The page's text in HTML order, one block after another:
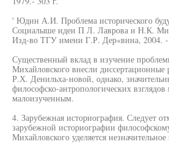
' Юдин А.И. Проблема исторического
Социалыше идеи П Л. Лаврова и Н.К.
Изд-во ТГУ имени Г.Р. Дер«вина, 2004. -
Существенный вклад в изучение
Михайловского внесли
Р.Х. Денильха-новой, однако,
философско-антропологических взглядов
малоизученным.
4. Зарубежная историография. Следует
зарубежной историографии
Михайловского уделяется